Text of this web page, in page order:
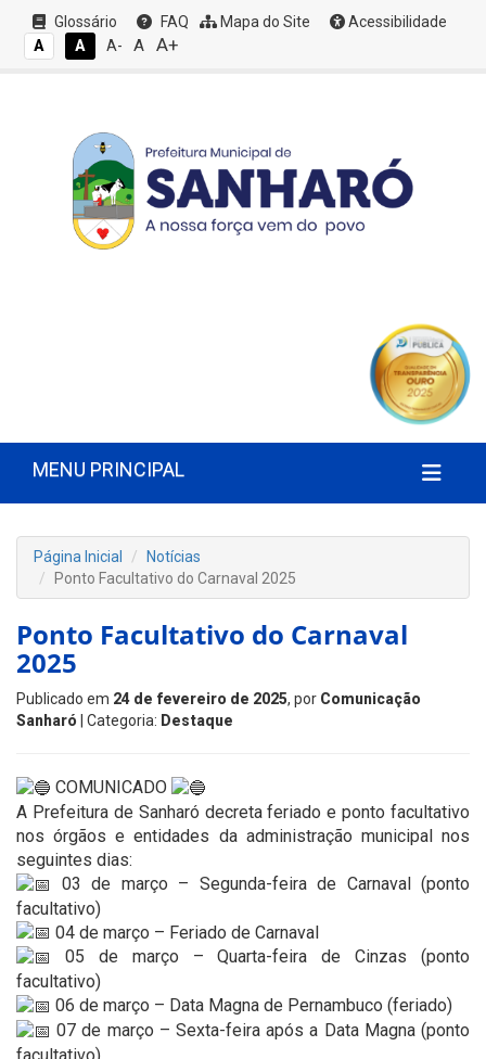
Glossário FAQ Mapa do Site
Acessibilidade
A
A A- A A+
MENU PRINCIPAL
Página Inicial
Notícias
Ponto Facultativo do Carnaval 2025
Ponto Facultativo do Carnaval
2025
Publicado em 24 de fevereiro de 2025, por Comunicação
Sanharó | Categoria: Destaque
COMUNICADO
A Prefeitura de Sanharó decreta feriado e ponto facultativo
nos órgãos e entidades da administração municipal nos
seguintes dias:
03 de março – Segunda-feira de Carnaval (ponto
facultativo)
04 de março – Feriado de Carnaval
05 de março – Quarta-feira de Cinzas (ponto
facultativo)
06 de março – Data Magna de Pernambuco (feriado)
07 de março – Sexta-feira após a Data Magna (ponto
facultativo)